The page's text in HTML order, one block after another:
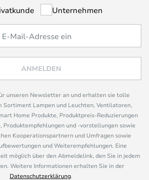
Unternehmen
ANMELDEN
unseren Newsletter an und erhalten sie tolle
Sortiment Lampen und Leuchten, Ventilatoren,
Home Produkte, Produktpreis-Reduzierungen
Produktempfehlungen und -vorstellungen sowie
Kooperationspartnern und Umfragen sowie
und Weiterempfehlungen. Eine
möglich über den Abmeldelink, den Sie in jedem
Weitere Informationen erhalten Sie in der
Datenschutzerklärung.